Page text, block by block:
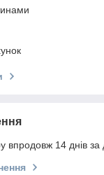
впродовж 14 днів за